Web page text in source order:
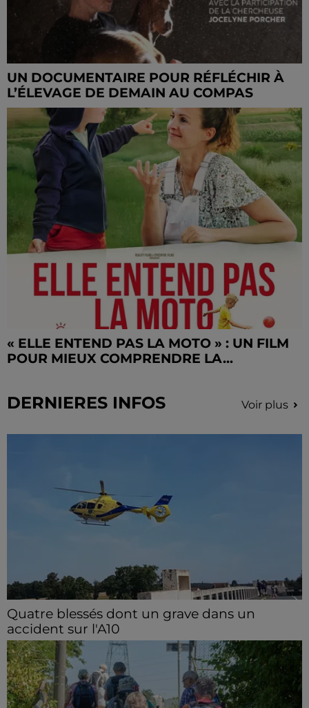
UN DOCUMENTAIRE POUR RÉFLÉCHIR À
L’ÉLEVAGE DE DEMAIN AU COMPAS
« ELLE ENTEND PAS LA MOTO » : UN FILM
POUR MIEUX COMPRENDRE LA...
DERNIERES INFOS Voir plus
Quatre blessés dont un grave dans un
accident sur l'A10
Le choc a eu lieu dans la matinée, vendredi 7 août à
hauteur de Sainville en direction d'Orléans.